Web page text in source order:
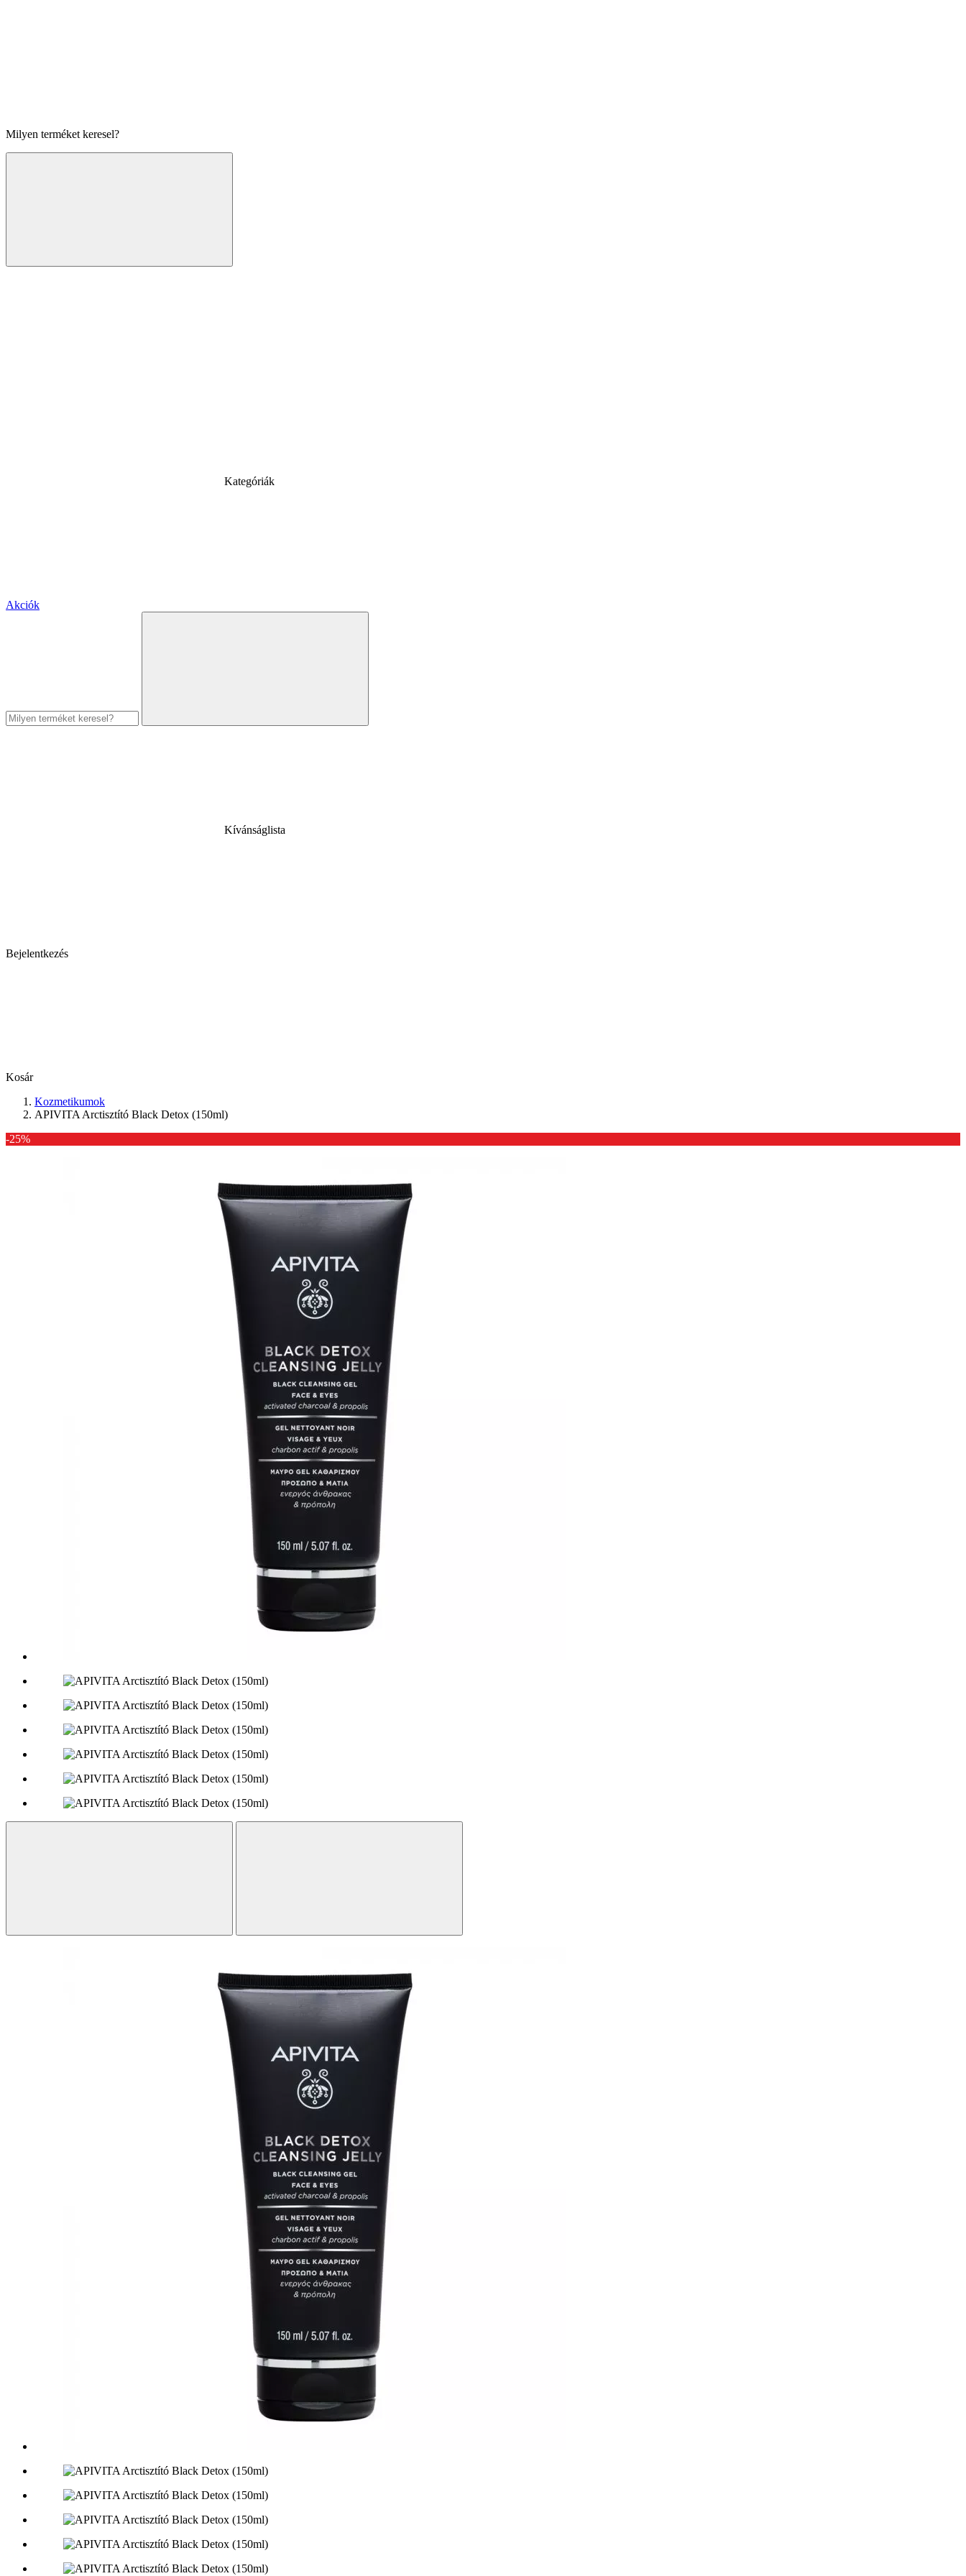
Milyen terméket keresel?
Kategóriák
Akciók
Kívánságlista
Bejelentkezés
Kosár
Kozmetikumok
APIVITA Arctisztító Black Detox (150ml)
-25%